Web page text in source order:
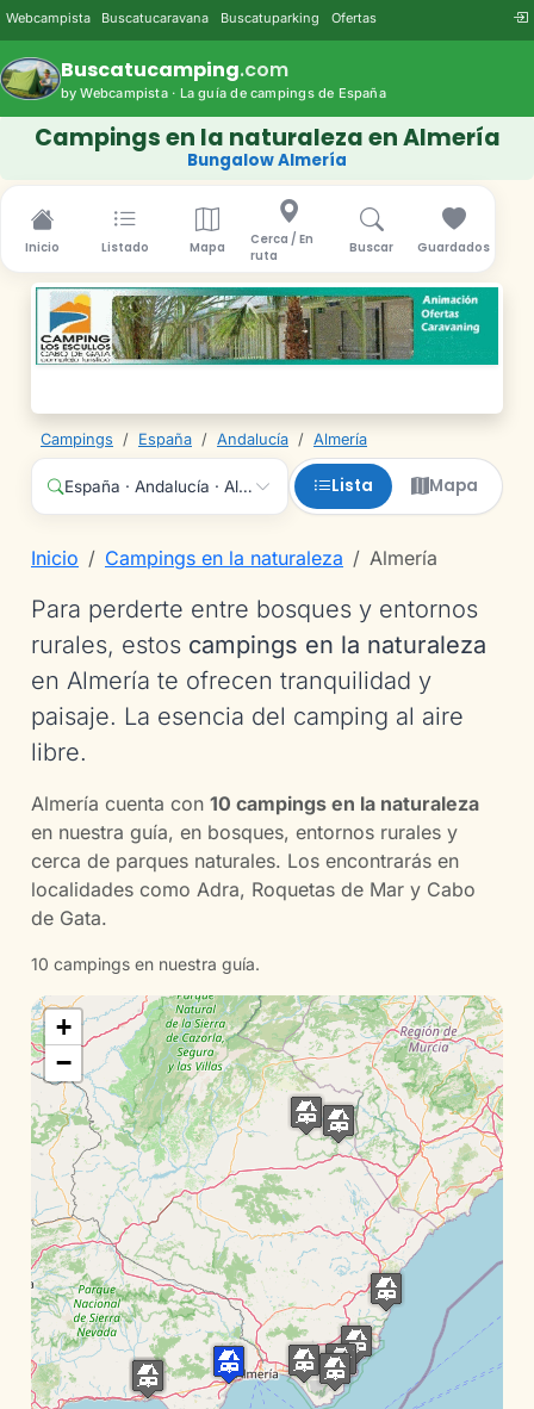
Webcampista Buscatucaravana Buscatuparking Ofertas
Buscatucamping.com
by Webcampista · La guía de campings de España
Campings en la naturaleza en Almería
Bungalow Almería
Inicio Listado Mapa
Cerca / En
ruta
Buscar Guardados
Campings / España / Andalucía / Almería
España · Andalucía · Almería · Cualquier servicio
Lista Mapa
Inicio Campings en la naturaleza Almería
Para perderte entre bosques y entornos
rurales, estos campings en la naturaleza
en Almería te ofrecen tranquilidad y
paisaje. La esencia del camping al aire
libre.
Almería cuenta con 10 campings en la naturaleza
en nuestra guía, en bosques, entornos rurales y
cerca de parques naturales. Los encontrarás en
localidades como Adra, Roquetas de Mar y Cabo
de Gata.
10 campings en nuestra guía.
+
−